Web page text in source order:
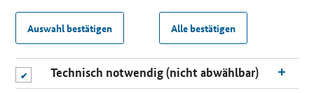
Auswahl bestätigen Alle bestätigen
Technisch notwendig (nicht abwählbar)